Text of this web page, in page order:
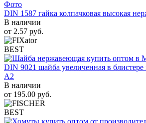
DIN 1587 гайка колпачковая высокая
В наличии
от 2.57 руб.
BEST
DIN 9021 шайба увеличенная в
A2
В наличии
от 195.00 руб.
BEST